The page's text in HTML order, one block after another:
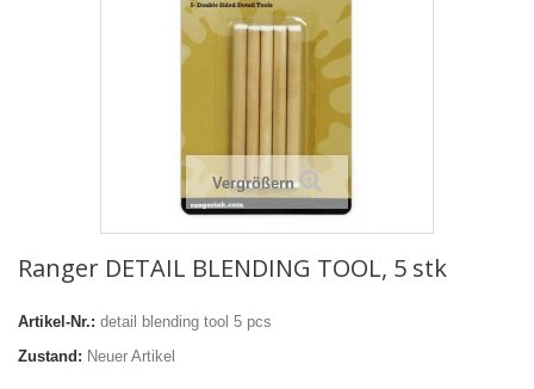
Vergrößern
Ranger DETAIL BLENDING TOOL, 5 stk
Artikel-Nr.: detail blending tool 5 pcs
Zustand: Neuer Artikel